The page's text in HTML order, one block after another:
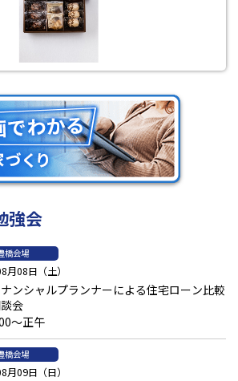
強会
橋会場
月08日（土）
ンシャルプランナーによる住宅ローン比較
会
～正午
橋会場
月09日（日）